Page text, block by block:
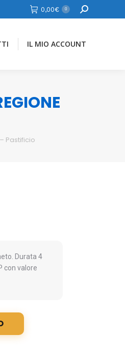
0,00€ 0 Cerca
IL MIO ACCOUNT
Pastificio
Durata 4
con valore